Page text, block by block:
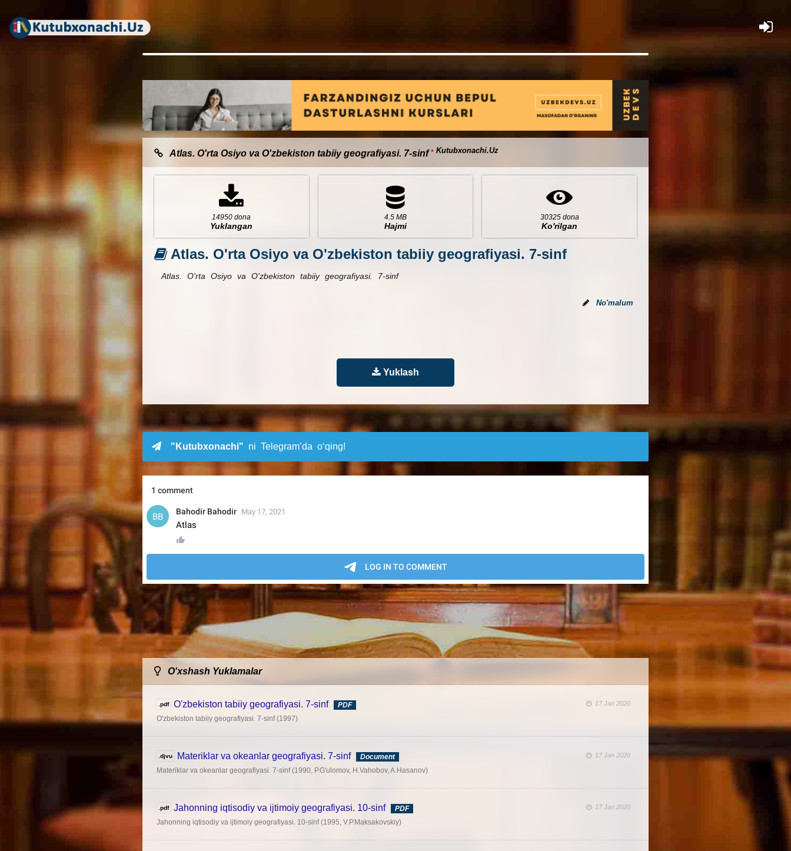
×
Atlas. O'rta Osiyo va O'zbekiston tabiiy geografiyasi. 7-sinf• Kutubxonachi.Uz
14950 dona
Yuklangan
4.5 MB
Hajmi
30325 dona
Ko'rilgan
Atlas. O'rta Osiyo va O'zbekiston tabiiy geografiyasi. 7-sinf
Atlas. O'rta Osiyo va O'zbekiston tabiiy geografiyasi. 7-sinf
No'malum
Yuklash
"Kutubxonachi" ni Telegram’da o‘qing!
O'xshash Yuklamalar
.pdf O'zbekiston tabiiy geografiyasi. 7-sinf PDF 17 Jan 2020
O'zbekiston tabiiy geografiyasi. 7-sinf (1997)
.djvu Materiklar va okeanlar geografiyasi. 7-sinf Document 17 Jan 2020
Materiklar va okeanlar geografiyasi. 7-sinf (1990, P.G'ulomov, H.Vahobov, A.Hasanov)
.pdf Jahonning iqtisodiy va ijtimoiy geografiyasi. 10-sinf PDF 17 Jan 2020
Jahonning iqtisodiy va ijtimoiy geografiyasi. 10-sinf (1995, V.P.Maksakovskiy)